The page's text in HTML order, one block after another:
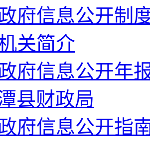
府信息公开制
关简介
府信息公开年
县财政局
府信息公开指